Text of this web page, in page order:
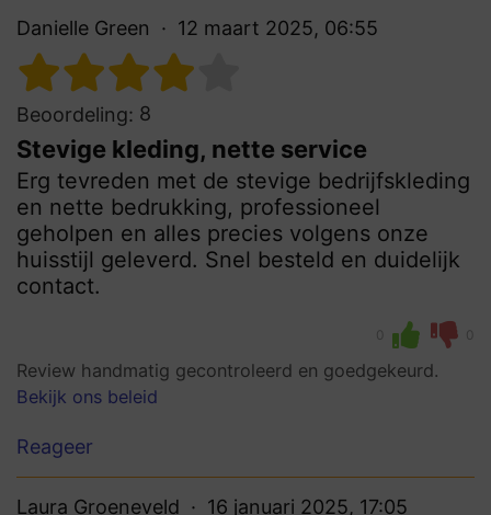
Danielle Green 12 maart 2025, 06:55
Beoordeling: 8
Stevige kleding, nette service
Erg tevreden met de stevige bedrijfskleding
en nette bedrukking, professioneel
geholpen en alles precies volgens onze
huisstijl geleverd. Snel besteld en duidelijk
contact.
0 0
Review handmatig gecontroleerd en goedgekeurd.
Bekijk ons beleid
Reageer
Laura Groeneveld 16 januari 2025, 17:05